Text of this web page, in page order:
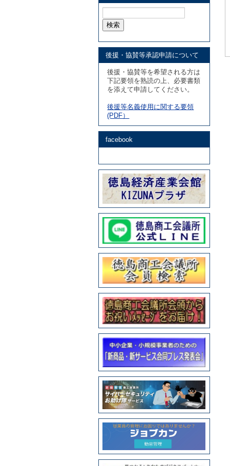
索:
後援・協賛等承認申請について
後援・協賛等を希望される方は
下記要領を熟読の上、必要書類
を添えて申請してください。
後援等名義使用に関する要領
(PDF）
facebook